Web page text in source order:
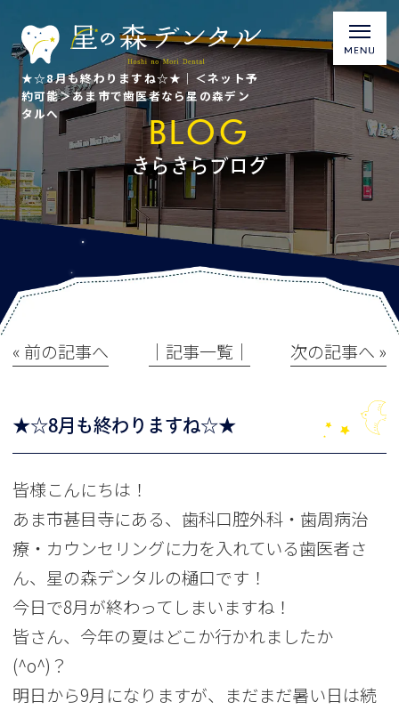
★☆8月も終わりますね☆★｜＜ネット予
約可能＞あま市で歯医者なら星の森デン
タルへ
BLOG
きらきらブログ
« 前の記事へ │記事一覧│ 次の記事へ »
★☆8月も終わりますね☆★
皆様こんにちは！
あま市甚目寺にある、歯科口腔外科・歯周病治
療・カウンセリングに力を入れている歯医者さ
ん、星の森デンタルの樋口です！
今日で8月が終わってしまいますね！
皆さん、今年の夏はどこか行かれましたか
(^o^)？
明日から9月になりますが、まだまだ暑い日は続